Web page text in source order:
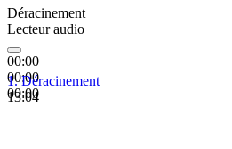
Déracinement
Lecteur audio
00:00
00:00
00:00
1.Déracinement
13:04